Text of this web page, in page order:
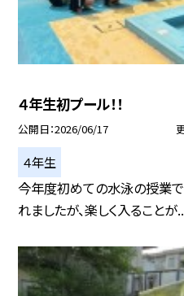
４年生初プール！！
公開日 2026/06/17
４年生
今年度初めての水泳の授業で
れましたが、楽しく入ることが